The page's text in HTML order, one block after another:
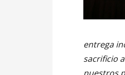
entrega
sacrificio